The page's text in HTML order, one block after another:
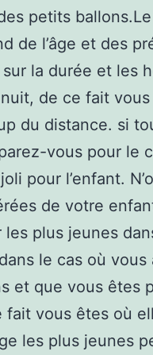
petits
de l’âge et des
la durée et les
de ce fait
du distance. si
vous pour le
pour l’enfant.
de votre
plus jeunes
le cas où
et que vous êtes
fait vous êtes où
les plus jeunes